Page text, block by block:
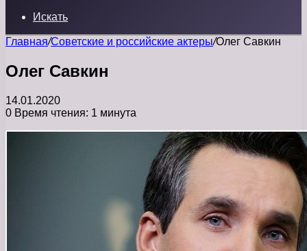
Искать
Главная/Советские и российские актеры/Олег Савкин
Олег Савкин
14.01.2020
0 Время чтения: 1 минута